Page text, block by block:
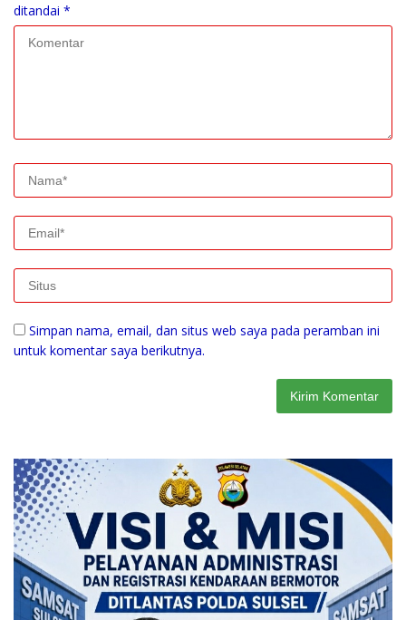
ditandai *
Simpan nama, email, dan situs web saya pada peramban ini
untuk komentar saya berikutnya.